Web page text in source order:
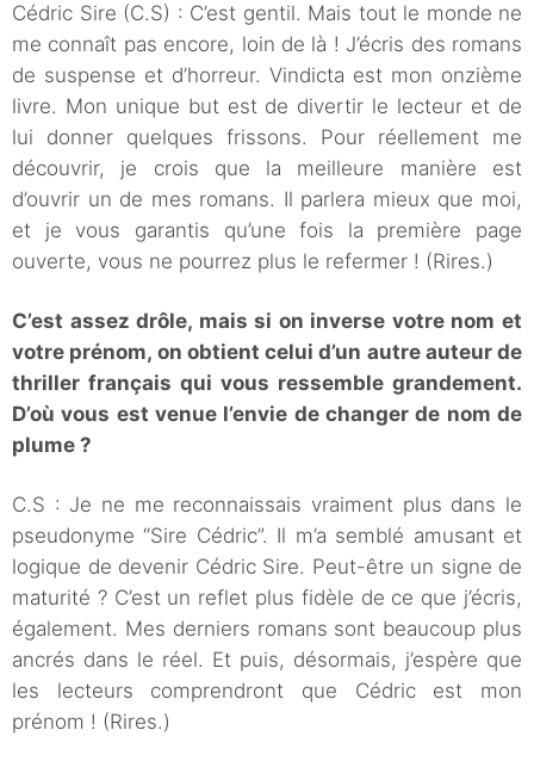
Cédric Sire (C.S) : C’est gentil. Mais tout le monde ne
me connaît pas encore, loin de là ! J’écris des romans
de suspense et d’horreur. Vindicta est mon onzième
livre. Mon unique but est de divertir le lecteur et de
lui donner quelques frissons. Pour réellement me
découvrir, je crois que la meilleure manière est
d’ouvrir un de mes romans. Il parlera mieux que moi,
et je vous garantis qu’une fois la première page
ouverte, vous ne pourrez plus le refermer ! (Rires.)
C’est assez drôle, mais si on inverse votre nom et
votre prénom, on obtient celui d’un autre auteur de
thriller français qui vous ressemble grandement.
D’où vous est venue l’envie de changer de nom de
plume ?
C.S : Je ne me reconnaissais vraiment plus dans le
pseudonyme “Sire Cédric”. Il m’a semblé amusant et
logique de devenir Cédric Sire. Peut-être un signe de
maturité ? C’est un reflet plus fidèle de ce que j’écris,
également. Mes derniers romans sont beaucoup plus
ancrés dans le réel. Et puis, désormais, j’espère que
les lecteurs comprendront que Cédric est mon
prénom ! (Rires.)